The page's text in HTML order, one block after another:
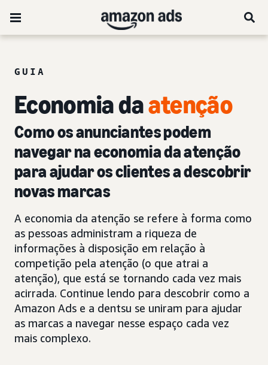
GUIA
Economia daatenção
Como os anunciantes podem
navegar na economia da atenção
para ajudar os clientes a descobrir
novas marcas
A economia da atenção se refere à forma como
as pessoas administram a riqueza de
informações à disposição em relação à
competição pela atenção (o que atrai a
atenção), que está se tornando cada vez mais
acirrada. Continue lendo para descobrir como a
Amazon Ads e a dentsu se uniram para ajudar
as marcas a navegar nesse espaço cada vez
mais complexo.